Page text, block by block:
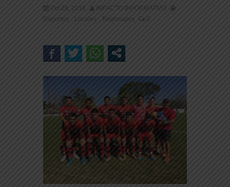
Oct 28, 2018
IMPACTO INFORMATIVO
Deportes
Locales Regionales 0